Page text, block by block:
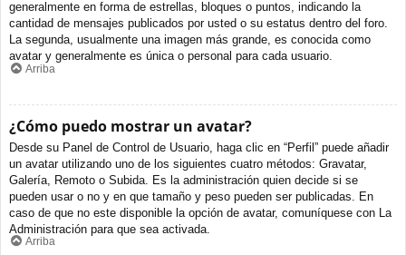
generalmente en forma de estrellas, bloques o puntos, indicando la
cantidad de mensajes publicados por usted o su estatus dentro del foro.
La segunda, usualmente una imagen más grande, es conocida como
avatar y generalmente es única o personal para cada usuario.
Arriba
¿Cómo puedo mostrar un avatar?
Desde su Panel de Control de Usuario, haga clic en “Perfil” puede añadir
un avatar utilizando uno de los siguientes cuatro métodos: Gravatar,
Galería, Remoto o Subida. Es la administración quien decide si se
pueden usar o no y en que tamaño y peso pueden ser publicadas. En
caso de que no este disponible la opción de avatar, comuníquese con La
Administración para que sea activada.
Arriba